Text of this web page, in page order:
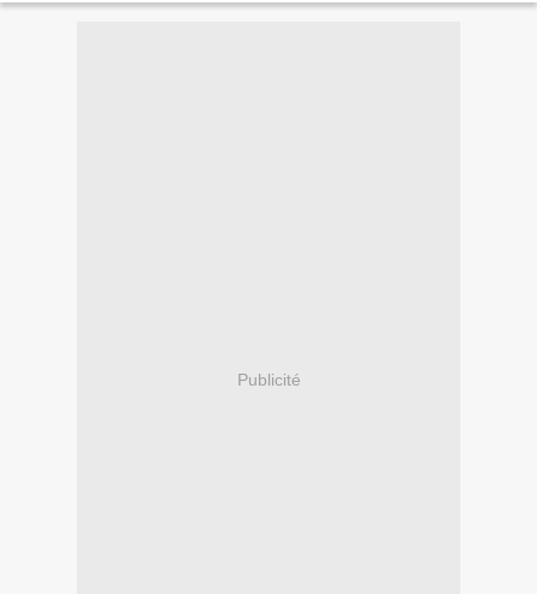
Publicité